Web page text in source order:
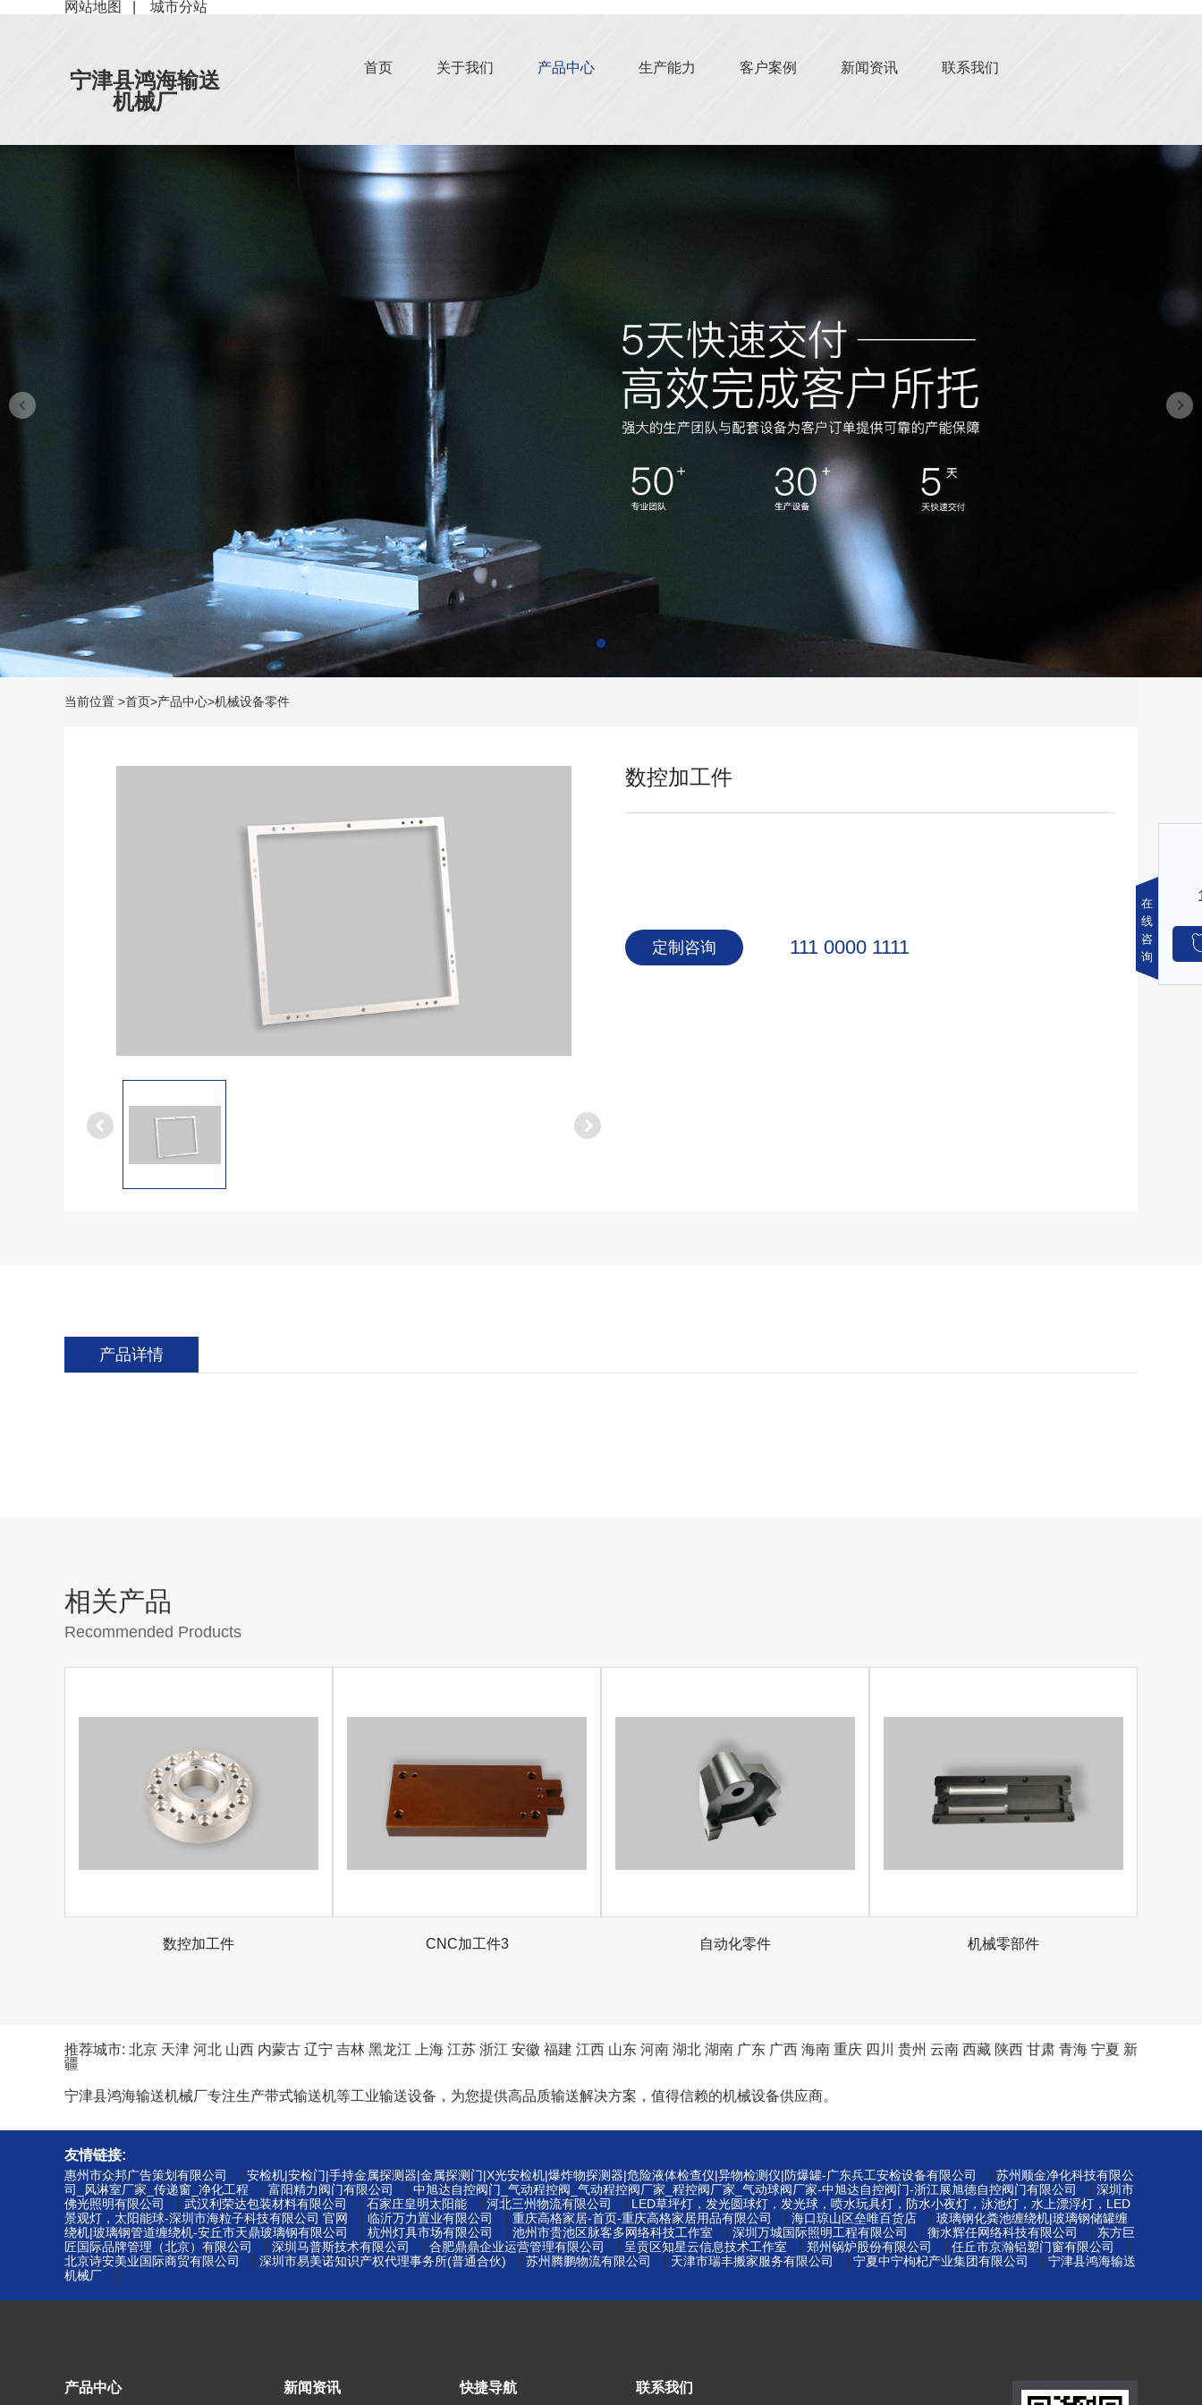
网站地图 城市分站
宁津县鸿海输送
机械厂
首页 关于我们 产品中心 生产能力 客户案例 新闻资讯 联系我们
当前位置 >首页>产品中心>机械设备零件
数控加工件
定制咨询 111 0000 1111
产品详情
相关产品
Recommended Products
数控加工件 CNC加工件3 自动化零件 机械零部件
推荐城市: 北京 天津 河北 山西 内蒙古 辽宁 吉林 黑龙江 上海 江苏 浙江 安徽 福建 江西 山东 河南 湖北 湖南 广东 广西 海南 重庆 四川 贵州 云南 西藏 陕西 甘肃 青海 宁夏 新
疆
宁津县鸿海输送机械厂专注生产带式输送机等工业输送设备，为您提供高品质输送解决方案，值得信赖的机械设备供应商。
友情链接:
惠州市众邦广告策划有限公司 安检机|安检门|手持金属探测器|金属探测门|X光安检机|爆炸物探测器|危险液体检查仪|异物检测仪|防爆罐-广东兵工安检设备有限公司
苏州顺金净化科技有限公
司_风淋室厂家_传递窗_净化工程
富阳精力阀门有限公司 中旭达自控阀门_气动程控阀_气动程控阀厂家_程控阀厂家_气动球阀厂家-中旭达自控阀门-浙江展旭德自控阀门有限公司
深圳市
佛光照明有限公司
武汉利荣达包装材料有限公司 石家庄皇明太阳能 河北三州物流有限公司
LED草坪灯，发光圆球灯，发光球，喷水玩具灯，防水小夜灯，泳池灯，水上漂浮灯，LED
景观灯，太阳能球-深圳市海粒子科技有限公司 官网
临沂万力置业有限公司 重庆高格家居-首页-重庆高格家居用品有限公司 海口琼山区垒唯百货店
玻璃钢化粪池缠绕机|玻璃钢储罐缠
绕机|玻璃钢管道缠绕机-安丘市天鼎玻璃钢有限公司
杭州灯具市场有限公司 池州市贵池区脉客多网络科技工作室 深圳万城国际照明工程有限公司 衡水辉任网络科技有限公司
东方巨
匠国际品牌管理（北京）有限公司
深圳马普斯技术有限公司 合肥鼎鼎企业运营管理有限公司 呈贡区知星云信息技术工作室 郑州锅炉股份有限公司 任丘市京瀚铝塑门窗有限公司
北京诗安美业国际商贸有限公司 深圳市易美诺知识产权代理事务所(普通合伙) 苏州腾鹏物流有限公司 天津市瑞丰搬家服务有限公司 宁夏中宁枸杞产业集团有限公司
宁津县鸿海输送
机械厂
产品中心 新闻资讯 快捷导航 联系我们
咨